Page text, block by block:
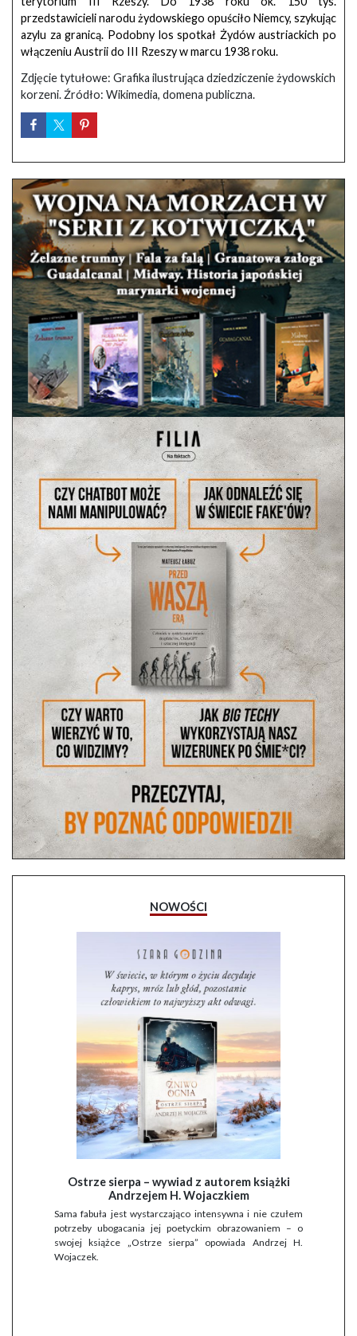
przedstawicieli narodu żydowskiego opuściło Niemcy, szykując
azylu za granicą. Podobny los spotkał Żydów austriackich po
włączeniu Austrii do III Rzeszy w marcu 1938 roku.
Zdjęcie tytułowe: Grafika ilustrująca dziedziczenie żydowskich
korzeni. Źródło: Wikimedia, domena publiczna.
NOWOŚCI
Ostrze sierpa – wywiad z autorem książki
Andrzejem H. Wojaczkiem
Sama fabuła jest wystarczająco intensywna i nie czułem
potrzeby ubogacania jej poetyckim obrazowaniem – o
swojej książce „Ostrze sierpa” opowiada Andrzej H.
Wojaczek.